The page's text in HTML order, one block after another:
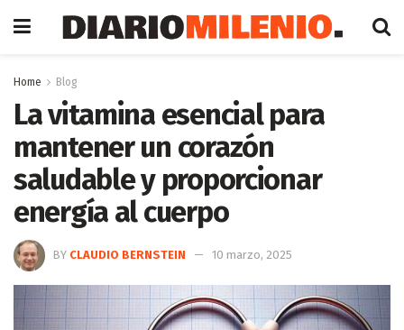
Home Blog
La vitamina esencial para
mantener un corazón
saludable y proporcionar
energía al cuerpo
BY CLAUDIO BERNSTEIN 10 marzo, 2025